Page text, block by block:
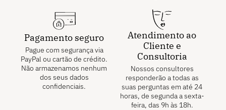
Pagamento seguro
Pague com segurança via
PayPal ou cartão de crédito.
Não armazenamos nenhum
dos seus dados
confidenciais.
Atendimento ao
Cliente e
Consultoria
Nossos consultores
responderão a todas as
suas perguntas em até 24
horas, de segunda a sexta-
feira, das 9h às 18h.